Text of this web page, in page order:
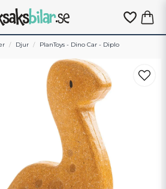
Djur PlanToys - Dino Car - Diplo